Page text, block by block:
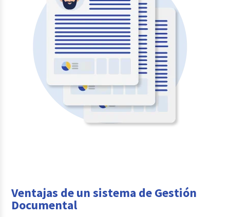
Ventajas de un sistema de Gestión
Documental